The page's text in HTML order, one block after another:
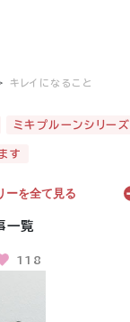
キレイになること
ミキプルーンシリーズ
す
ーを全て見る
一覧
118